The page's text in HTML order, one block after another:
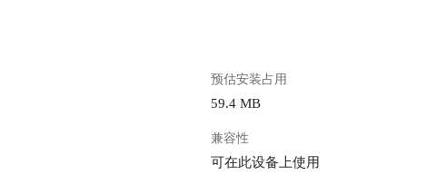
预估安装占用
59.4 MB
兼容性
可在此设备上使用